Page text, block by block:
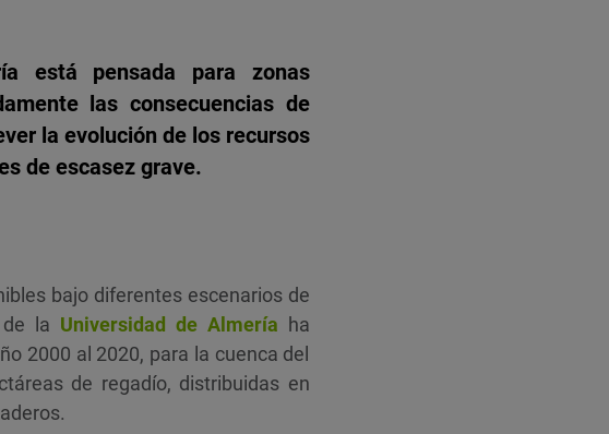
está pensada para zonas
las consecuencias de
la evolución de los recursos
de escasez grave.
bajo diferentes escenarios de
de la Universidad de Almería ha
2000 al 2020, para la cuenca del
de regadío, distribuidas en